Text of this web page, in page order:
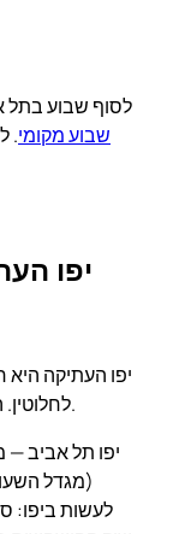
לסוף שבוע בתל
שבוע מקומי.
יפו
יפו העתיקה היא
לחלוטין. הסעיף הזה מסכם את ההבדלים הפרקטיים.